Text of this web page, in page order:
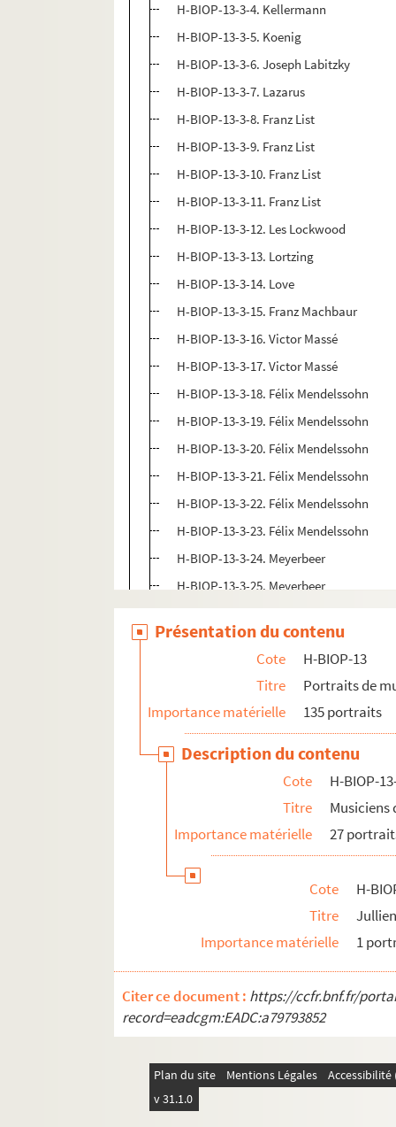
H-BIOP-13-3-4. Kellermann
H-BIOP-13-3-5. Koenig
H-BIOP-13-3-6. Joseph Labitzky
H-BIOP-13-3-7. Lazarus
H-BIOP-13-3-8. Franz List
H-BIOP-13-3-9. Franz List
H-BIOP-13-3-10. Franz List
H-BIOP-13-3-11. Franz List
H-BIOP-13-3-12. Les Lockwood
H-BIOP-13-3-13. Lortzing
H-BIOP-13-3-14. Love
H-BIOP-13-3-15. Franz Machbaur
H-BIOP-13-3-16. Victor Massé
H-BIOP-13-3-17. Victor Massé
H-BIOP-13-3-18. Félix Mendelssohn
H-BIOP-13-3-19. Félix Mendelssohn
H-BIOP-13-3-20. Félix Mendelssohn
H-BIOP-13-3-21. Félix Mendelssohn
H-BIOP-13-3-22. Félix Mendelssohn
H-BIOP-13-3-23. Félix Mendelssohn
H-BIOP-13-3-24. Meyerbeer
H-BIOP-13-3-25. Meyerbeer
H-BIOP-13-3-26. Moscheles
H-BIOP-13-3-27. Mozart
H-BIOP-14. Portraits de scientifiques
Présentation du contenu
Cote
H-BIOP-13
Titre
Portraits de
Importance matérielle
135 portraits
Description du contenu
Cote
H-BIOP-
Titre
Musiciens
Importance matérielle
27
Cote
H-
Titre
Importance matérielle
1
Citer ce document : https://ccfr.bnf.fr/
record=eadcgm:EADC:a79793852
Plan du site Mentions Légales
v 31.1.0